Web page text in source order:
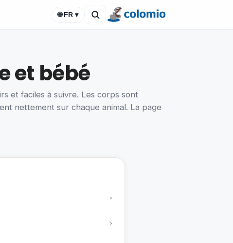
🌐 FR ▾
et bébé
et faciles à suivre. Les corps sont
nettement sur chaque animal. La page
›
›